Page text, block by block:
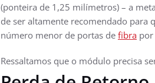
(ponteira de 1,25 milímetros) – a
de ser altamente recomendado para
número menor de portas de fibra por
Ressaltamos que o módulo precisa